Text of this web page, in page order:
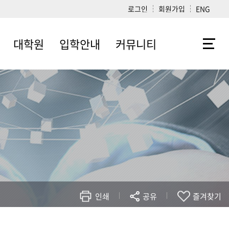
로그인 회원가입 ENG
대학원
일반대학원
학과소개
협동과정
산학협력대학원
대학원생 취업 현황
입학안내 커뮤니티
알림마당
공학대학소식지
포토앨범
영상정보
취업·진로포털
취업정보
제안광장
건의사항
신입생오리엔테이
션 신청
인쇄 공유 즐겨찾기